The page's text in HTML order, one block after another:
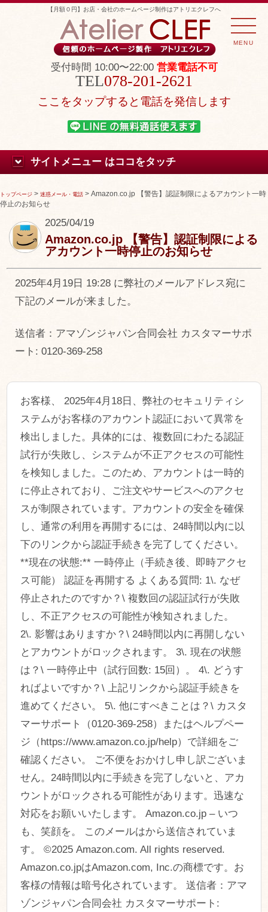
【月額０円】お店・会社のホームページ制作はアトリエクレフへ
受付時間 10:00〜22:00 営業電話不可
078-201-2621
ここをタップすると電話を発信します
サイトメニュー はココをタッチ
トップページ > 迷惑メール・電話 > Amazon.co.jp 【警告】認証制限によるアカウント一時
停止のお知らせ
2025/04/19
Amazon.co.jp 【警告】認証制限による
アカウント一時停止のお知らせ
2025年4月19日 19:28 に弊社のメールアドレス宛に
下記のメールが来ました。
送信者：アマゾンジャパン合同会社 カスタマーサポ
ート: 0120-369-258
お客様、 2025年4月18日、弊社のセキュリティシ
ステムがお客様のアカウント認証において異常を
検出しました。具体的には、複数回にわたる認証
試行が失敗し、システムが不正アクセスの可能性
を検知しました。このため、アカウントは一時的
に停止されており、ご注文やサービスへのアクセ
スが制限されています。アカウントの安全を確保
し、通常の利用を再開するには、24時間以内に以
下のリンクから認証手続きを完了してください。
**現在の状態:** 一時停止（手続き後、即時アクセ
ス可能） 認証を再開する よくある質問: 1\. なぜ
停止されたのですか？\ 複数回の認証試行が失敗
し、不正アクセスの可能性が検知されました。
2\. 影響はありますか？\ 24時間以内に再開しない
とアカウントがロックされます。 3\. 現在の状態
は？\ 一時停止中（試行回数: 15回）。 4\. どうす
ればよいですか？\ 上記リンクから認証手続きを
進めてください。 5\. 他にすべきことは？\ カスタ
マーサポート（0120-369-258）またはヘルプペー
ジ（https://www.amazon.co.jp/help）で詳細をご
確認ください。 ご不便をおかけし申し訳ございま
せん。24時間以内に手続きを完了しないと、アカ
ウントがロックされる可能性があります。迅速な
対応をお願いいたします。 Amazon.co.jp – いつ
も、笑顔を。 このメールはから送信されていま
す。 ©2025 Amazon.com. All rights reserved.
Amazon.co.jpはAmazon.com, Inc.の商標です。お
客様の情報は暗号化されています。 送信者：アマ
ゾンジャパン合同会社 カスタマーサポート:
MENU